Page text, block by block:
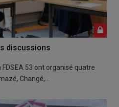
discussions
53 ont organisé quatre
Changé,…